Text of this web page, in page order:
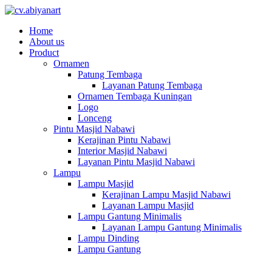
Home
About us
Product
Ornamen
Patung Tembaga
Layanan Patung Tembaga
Ornamen Tembaga Kuningan
Logo
Lonceng
Pintu Masjid Nabawi
Kerajinan Pintu Nabawi
Interior Masjid Nabawi
Layanan Pintu Masjid Nabawi
Lampu
Lampu Masjid
Kerajinan Lampu Masjid Nabawi
Layanan Lampu Masjid
Lampu Gantung Minimalis
Layanan Lampu Gantung Minimalis
Lampu Dinding
Lampu Gantung